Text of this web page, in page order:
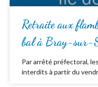
Retraite aux
bal à Bray-sur-
Par arrêté préfectoral,
interdits à partir du